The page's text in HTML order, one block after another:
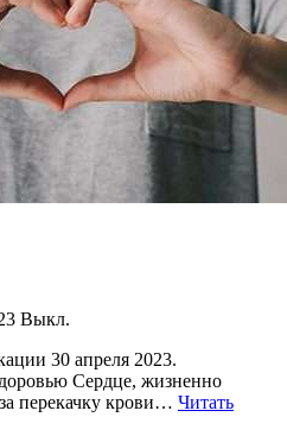
Выкл.
30 апреля 2023.
Сердце, жизненно
перекачку крови… Читать